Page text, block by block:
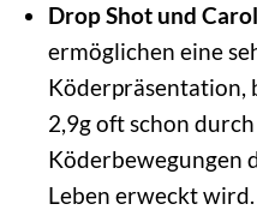
Drop Shot und
ermöglichen eine
Köderpräsentation,
2,9g oft schon
Köderbewegungen
Leben erweckt